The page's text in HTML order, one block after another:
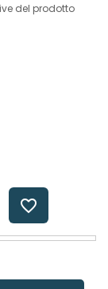
del prodotto
favorite_border